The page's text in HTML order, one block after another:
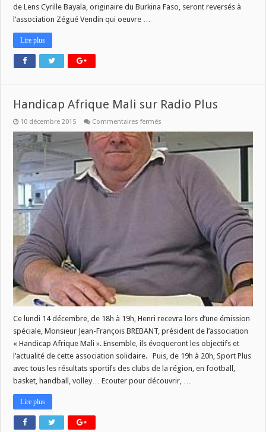
de Lens Cyrille Bayala, originaire du Burkina Faso, seront reversés à
l’association Zégué Vendin qui oeuvre …
Lire plus
Handicap Afrique Mali sur Radio Plus
10 décembre 2015 Commentaires fermés
Afrique
Mali
sur
Radio
Plus
Ce lundi 14 décembre, de 18h à 19h, Henri recevra lors d’une émission
spéciale, Monsieur Jean-François BREBANT, président de l’association
« Handicap Afrique Mali ». Ensemble, ils évoqueront les objectifs et
l’actualité de cette association solidaire. Puis, de 19h à 20h, Sport Plus
avec tous les résultats sportifs des clubs de la région, en football,
basket, handball, volley… Ecouter pour découvrir, …
Lire plus